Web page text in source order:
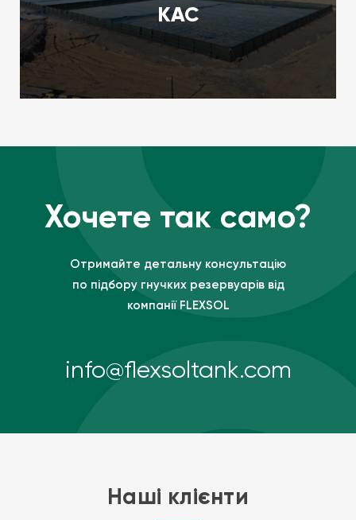
КАС
Хочете так само?
Отримайте детальну консультацію
по підбору гнучких резервуарів від
компанії FLEXSOL
info@flexsoltank.com
Наші клієнти